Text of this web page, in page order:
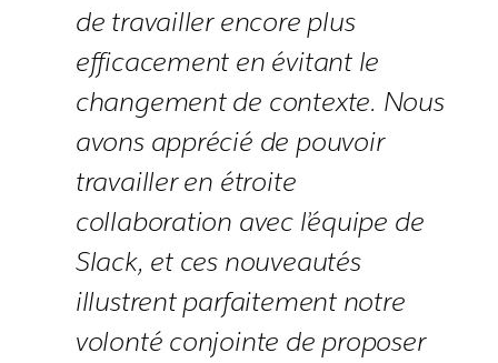
de travailler encore plus
efficacement en évitant le
changement de contexte. Nous
avons apprécié de pouvoir
travailler en étroite
collaboration avec l’équipe de
Slack, et ces nouveautés
illustrent parfaitement notre
volonté conjointe de proposer